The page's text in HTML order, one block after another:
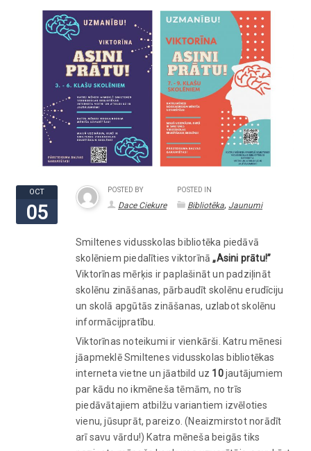
OCT
05
POSTED BY
Dace Ciekure
POSTED IN
Bibliotēka, Jaunumi
Smiltenes vidusskolas bibliotēka piedāvā
skolēniem piedalīties viktorīnā„Asini prātu!”
Viktorīnas mērķis ir paplašināt un padziļināt
skolēnu zināšanas, pārbaudīt skolēnu erudīciju
un skolā apgūtās zināšanas, uzlabot skolēnu
informācijpratību.
Viktorīnas noteikumi ir vienkārši. Katru mēnesi
jāapmeklē Smiltenes vidusskolas bibliotēkas
interneta vietne un jāatbild uz 10jautājumiem
par kādu no ikmēneša tēmām, no trīs
piedāvātajiem atbilžu variantiem izvēloties
vienu, jūsuprāt, pareizo. (Neaizmirstot norādīt
arī savu vārdu!) Katra mēneša beigās tiks